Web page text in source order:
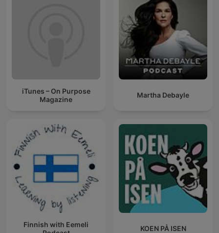
iTunes – On Purpose
Magazine
Martha Debayle
Finnish with Eemeli
KOEN PÅ ISEN